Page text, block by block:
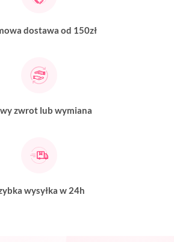
dostawa od 150zł
zwrot lub wymiana
wysyłka w 24h